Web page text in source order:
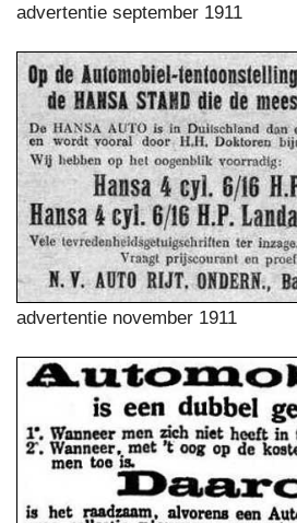
advertentie september 1911
advertentie november 1911